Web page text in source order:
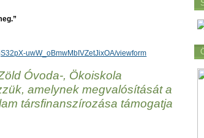
uwW_oBmwMbIVZetJixOA/viewform
Óvoda-, Ökoiskola
amelynek megvalósítását a
társfinanszírozása támogatja